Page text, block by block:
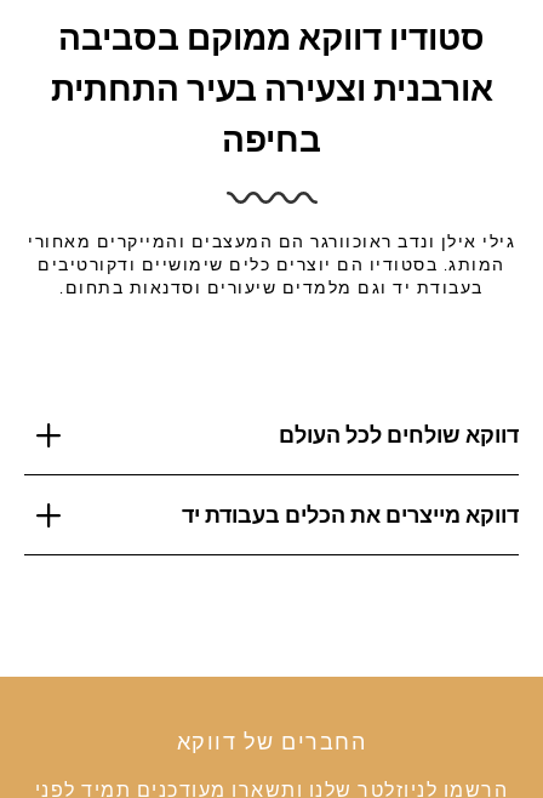
סטודיו דווקא ממוקם בסביבה
אורבנית וצעירה בעיר התחתית
בחיפה
גילי אילן ונדב ראוכוורגר הם המעצבים והמייקרים מאחורי
המותג. בסטודיו הם יוצרים כלים שימושיים ודקורטיבים
בעבודת יד וגם מלמדים שיעורים וסדנאות בתחום.
דווקא שולחים לכל העולם
דווקא מייצרים את הכלים בעבודת יד
החברים של דווקא
הרשמו לניוזלטר שלנו ותשארו מעודכנים תמיד לפני